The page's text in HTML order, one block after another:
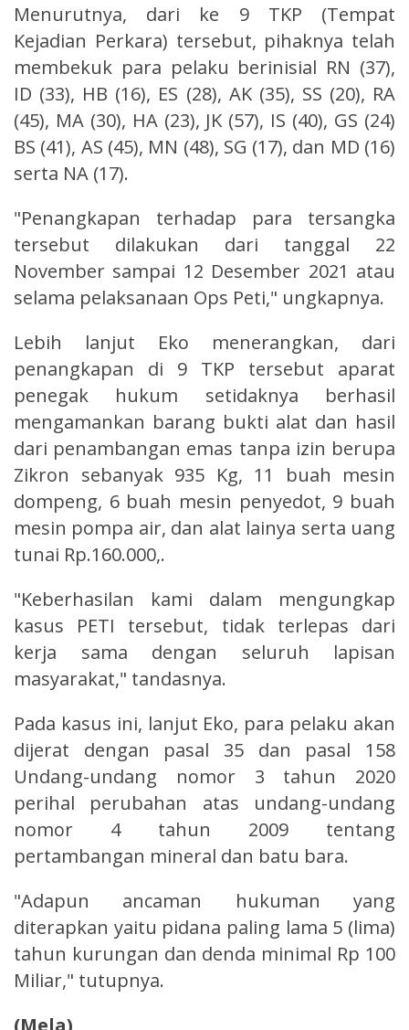
Menurutnya, dari ke 9 TKP (Tempat
Kejadian Perkara) tersebut, pihaknya telah
membekuk para pelaku berinisial RN (37),
ID (33), HB (16), ES (28), AK (35), SS (20), RA
(45), MA (30), HA (23), JK (57), IS (40), GS (24)
BS (41), AS (45), MN (48), SG (17), dan MD (16)
serta NA (17).
"Penangkapan terhadap para tersangka
tersebut dilakukan dari tanggal 22
November sampai 12 Desember 2021 atau
selama pelaksanaan Ops Peti," ungkapnya.
Lebih lanjut Eko menerangkan, dari
penangkapan di 9 TKP tersebut aparat
penegak hukum setidaknya berhasil
mengamankan barang bukti alat dan hasil
dari penambangan emas tanpa izin berupa
Zikron sebanyak 935 Kg, 11 buah mesin
dompeng, 6 buah mesin penyedot, 9 buah
mesin pompa air, dan alat lainya serta uang
tunai Rp.160.000,.
"Keberhasilan kami dalam mengungkap
kasus PETI tersebut, tidak terlepas dari
kerja sama dengan seluruh lapisan
masyarakat," tandasnya.
Pada kasus ini, lanjut Eko, para pelaku akan
dijerat dengan pasal 35 dan pasal 158
Undang-undang nomor 3 tahun 2020
perihal perubahan atas undang-undang
nomor 4 tahun 2009 tentang
pertambangan mineral dan batu bara.
"Adapun ancaman hukuman yang
diterapkan yaitu pidana paling lama 5 (lima)
tahun kurungan dan denda minimal Rp 100
Miliar," tutupnya.
(Mela)